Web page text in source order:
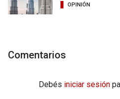
OPINIÓN
Comentarios
Debés iniciar sesión